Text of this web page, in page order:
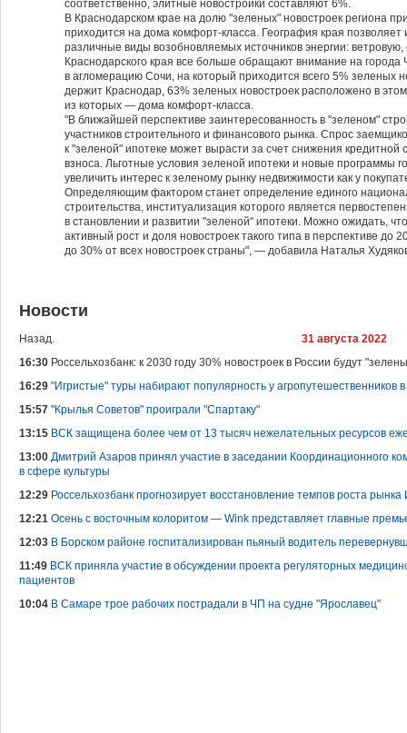
соответственно, элитные новостройки составляют 6%.
В Краснодарском крае на долю "зеленых" новостроек региона
приходится на дома комфорт-класса. География края позволяет
различные виды возобновляемых источников энергии:
Краснодарского края все больше обращают внимание на
в агломерацию Сочи, на который приходится всего 5% зеленых
держит Краснодар, 63% зеленых новостроек расположено в
из которых — дома комфорт-класса.
"В ближайшей перспективе заинтересованность в "зеленом"
участников строительного и финансового рынка. Спрос
к "зеленой" ипотеке может вырасти за счет снижения кредитной
взноса. Льготные условия зеленой ипотеки и новые программы
увеличить интерес к зеленому рынку недвижимости как у
Определяющим фактором станет определение единого
строительства, институализация которого является
в становлении и развитии "зеленой" ипотеки. Можно ожидать,
активный рост и доля новостроек такого типа в перспективе до
до 30% от всех новостроек страны", — добавила Наталья
Новости
Назад.
31 августа 2022
16:30 Россельхозбанк: к 2030 году 30% новостроек в России будут
16:29 "Игристые" туры набирают популярность у агропутешественников
15:57 "Крылья Советов" проиграли "Спартаку"
13:15 ВСК защищена более чем от 13 тысяч нежелательных ресурсов
13:00 Дмитрий Азаров принял участие в заседании Координационного
в сфере культуры
12:29 Россельхозбанк прогнозирует восстановление темпов роста
12:21 Осень с восточным колоритом — Wink представляет главные
12:03 В Борском районе госпитализирован пьяный водитель
11:49 ВСК приняла участие в обсуждении проекта регуляторных
пациентов
10:04 В Самаре трое рабочих пострадали в ЧП на судне "Ярославец"